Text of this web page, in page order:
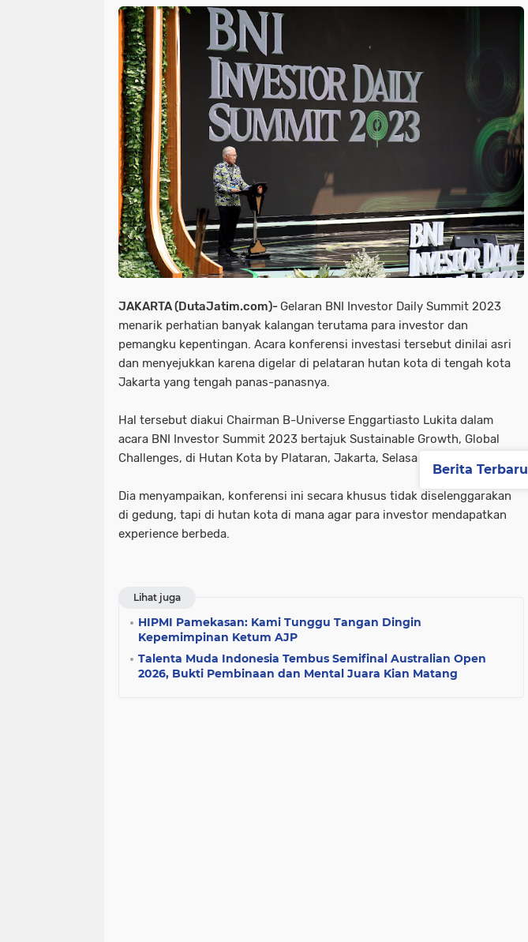
JAKARTA (DutaJatim.com)- Gelaran BNI Investor Daily Summit 2023
menarik perhatian banyak kalangan terutama para investor dan
pemangku kepentingan. Acara konferensi investasi tersebut dinilai asri
dan menyejukkan karena digelar di pelataran hutan kota di tengah kota
Jakarta yang tengah panas-panasnya.
Hal tersebut diakui Chairman B-Universe Enggartiasto Lukita dalam
acara BNI Investor Summit 2023 bertajuk Sustainable Growth, Global
Challenges, di Hutan Kota by Plataran, Jakarta, Selasa (24/10/2023).
Dia menyampaikan, konferensi ini secara khusus tidak diselenggarakan
di gedung, tapi di hutan kota di mana agar para investor mendapatkan
experience berbeda.
Lihat juga
HIPMI Pamekasan: Kami Tunggu Tangan Dingin
Kepemimpinan Ketum AJP
Talenta Muda Indonesia Tembus Semifinal Australian Open
2026, Bukti Pembinaan dan Mental Juara Kian Matang
Berita Terbaru